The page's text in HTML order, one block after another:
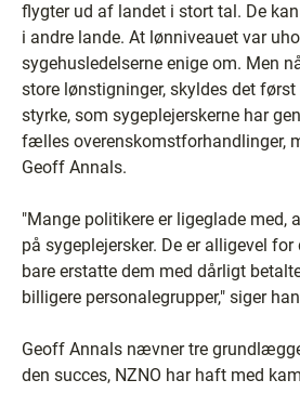
flygter ud af landet i stort tal. De
i andre lande. At lønniveauet var
sygehusledelserne enige om. Men
store lønstigninger, skyldes det
styrke, som sygeplejerskerne har
fælles overenskomstforhandlinger,
Geoff Annals.
"Mange politikere er ligeglade med,
på sygeplejersker. De er alligevel
bare erstatte dem med dårligt
billigere personalegrupper," siger
Geoff Annals nævner tre
den succes, NZNO har haft med